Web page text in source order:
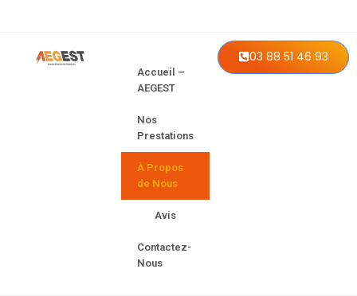
Accueil –
AEGEST
Nos
Prestations
À Propos
de Nous
Avis
Contactez-
Nous
03 88 51 46 93